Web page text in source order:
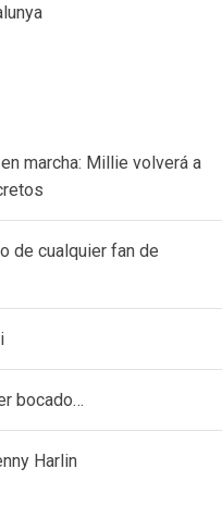
marcha: Millie volverá a
de cualquier fan de
bocado…
Harlin